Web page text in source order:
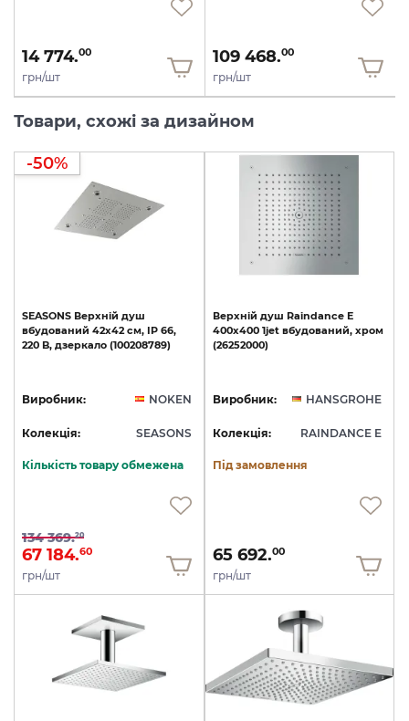
14 774.00
грн/шт
109 468.00
грн/шт
Товари, схожі за дизайном
-50%
SEASONS Верхній душ
вбудований 42х42 см, IP 66,
220 B, дзеркало (100208789)
Виробник: NOKEN
Колекція: SEASONS
Кількість товару обмежена
134 369.20
67 184.60
грн/шт
Верхній душ Raindance E
400х400 1jet вбудований, хром
(26252000)
Виробник: HANSGROHE
Колекція: RAINDANCE E
Під замовлення
65 692.00
грн/шт